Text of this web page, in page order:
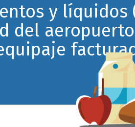
y líquidos
del aeropuerto